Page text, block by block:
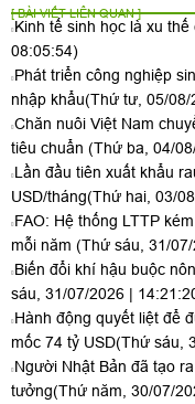
[ BÀI VIẾT LIÊN QUAN ]
Kinh tế sinh học là xu
08:05:54)
Phát triển công nghiệp
nhập khẩu(Thứ tư, 05/08/
Chăn nuôi Việt Nam
tiêu chuẩn (Thứ ba, 04/
Lần đầu tiên xuất khẩu
USD/tháng(Thứ hai, 03/
FAO: Hệ thống LTTP
mỗi năm (Thứ sáu, 31/
Biến đổi khí hậu buộc
sáu, 31/07/2026 |
Hành động quyết liệt để
mốc 74 tỷ USD(Thứ sáu,
Người Nhật Bản đã tạo
tưởng(Thứ năm, 30/07/